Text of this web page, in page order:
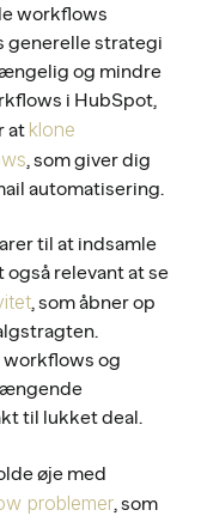
workflows
generelle strategi
og mindre
i HubSpot,
at klone
, som giver dig
automatisering.
til at indsamle
også relevant at se
, som åbner op
workflows og
til lukket deal.
øje med
problemer, som